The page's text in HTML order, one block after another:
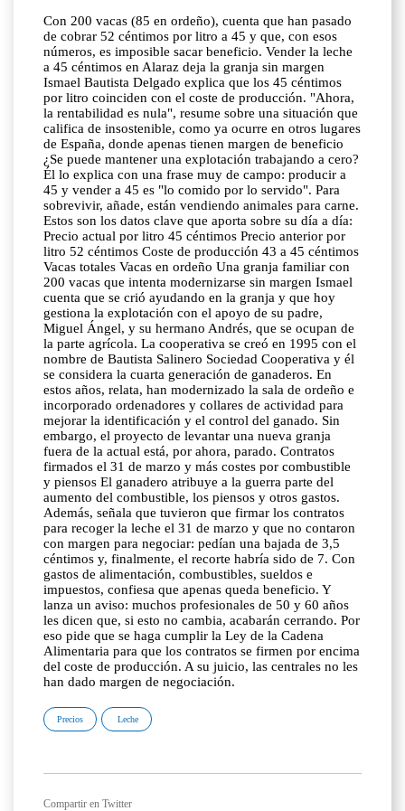
Con 200 vacas (85 en ordeño), cuenta que han pasado
de cobrar 52 céntimos por litro a 45 y que, con esos
números, es imposible sacar beneficio. Vender la leche
a 45 céntimos en Alaraz deja la granja sin margen
Ismael Bautista Delgado explica que los 45 céntimos
por litro coinciden con el coste de producción. "Ahora,
la rentabilidad es nula", resume sobre una situación que
califica de insostenible, como ya ocurre en otros lugares
de España, donde apenas tienen margen de beneficio
¿Se puede mantener una explotación trabajando a cero?
Él lo explica con una frase muy de campo: producir a
45 y vender a 45 es "lo comido por lo servido". Para
sobrevivir, añade, están vendiendo animales para carne.
Estos son los datos clave que aporta sobre su día a día:
Precio actual por litro 45 céntimos Precio anterior por
litro 52 céntimos Coste de producción 43 a 45 céntimos
Vacas totales Vacas en ordeño Una granja familiar con
200 vacas que intenta modernizarse sin margen Ismael
cuenta que se crió ayudando en la granja y que hoy
gestiona la explotación con el apoyo de su padre,
Miguel Ángel, y su hermano Andrés, que se ocupan de
la parte agrícola. La cooperativa se creó en 1995 con el
nombre de Bautista Salinero Sociedad Cooperativa y él
se considera la cuarta generación de ganaderos. En
estos años, relata, han modernizado la sala de ordeño e
incorporado ordenadores y collares de actividad para
mejorar la identificación y el control del ganado. Sin
embargo, el proyecto de levantar una nueva granja
fuera de la actual está, por ahora, parado. Contratos
firmados el 31 de marzo y más costes por combustible
y piensos El ganadero atribuye a la guerra parte del
aumento del combustible, los piensos y otros gastos.
Además, señala que tuvieron que firmar los contratos
para recoger la leche el 31 de marzo y que no contaron
con margen para negociar: pedían una bajada de 3,5
céntimos y, finalmente, el recorte habría sido de 7. Con
gastos de alimentación, combustibles, sueldos e
impuestos, confiesa que apenas queda beneficio. Y
lanza un aviso: muchos profesionales de 50 y 60 años
les dicen que, si esto no cambia, acabarán cerrando. Por
eso pide que se haga cumplir la Ley de la Cadena
Alimentaria para que los contratos se firmen por encima
del coste de producción. A su juicio, las centrales no les
han dado margen de negociación.
Precios Leche
Compartir en Twitter